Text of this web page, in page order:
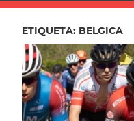
ETIQUETA: BELGICA